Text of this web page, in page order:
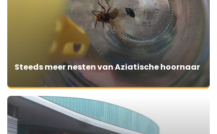
Steeds meer nesten van Aziatische hoornaar